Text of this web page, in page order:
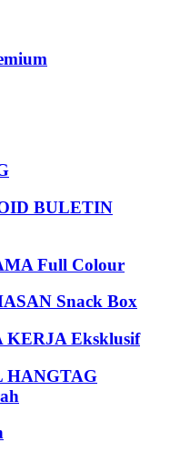
BULETIN
Full Colour
Snack Box
KERJA Eksklusif
HANGTAG